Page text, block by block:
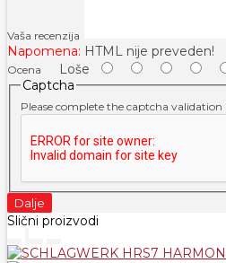
Vaša recenzija
Napomena: HTML nije preveden!
Ocena Loše
Captcha
Please complete the captcha validation
Dalje
Slični proizvodi